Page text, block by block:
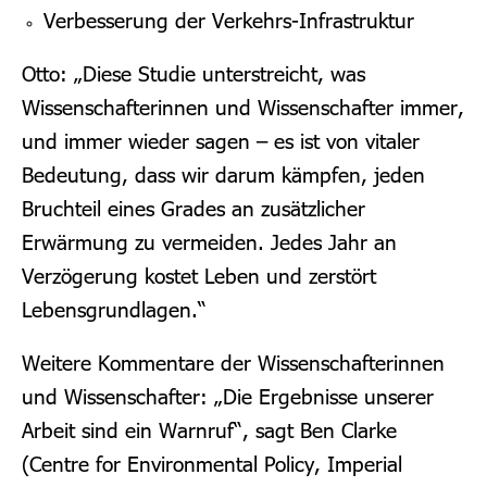
Verbesserung der Verkehrs-Infrastruktur
Otto: „Diese Studie unterstreicht, was
Wissenschafterinnen und Wissenschafter immer,
und immer wieder sagen – es ist von vitaler
Bedeutung, dass wir darum kämpfen, jeden
Bruchteil eines Grades an zusätzlicher
Erwärmung zu vermeiden. Jedes Jahr an
Verzögerung kostet Leben und zerstört
Lebensgrundlagen.“
Weitere Kommentare der Wissenschafterinnen
und Wissenschafter: „Die Ergebnisse unserer
Arbeit sind ein Warnruf“, sagt Ben Clarke
(Centre for Environmental Policy, Imperial